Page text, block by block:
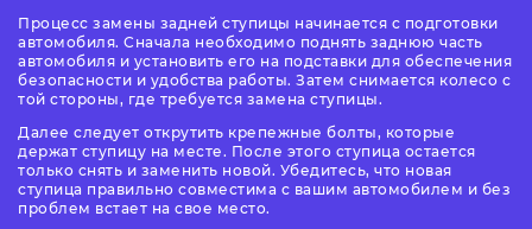
Процесс замены задней ступицы начинается с подготовки
автомобиля. Сначала необходимо поднять заднюю часть
автомобиля и установить его на подставки для обеспечения
безопасности и удобства работы. Затем снимается колесо с
той стороны, где требуется замена ступицы.
Далее следует открутить крепежные болты, которые
держат ступицу на месте. После этого ступица остается
только снять и заменить новой. Убедитесь, что новая
ступица правильно совместима с вашим автомобилем и без
проблем встает на свое место.